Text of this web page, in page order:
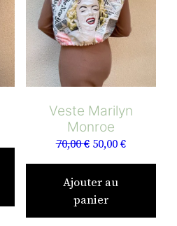
Ce
produit
variations.
Veste Marilyn
Monroe
70,00€ Le
prix
initial
était :
50,00€Le
prix
Ajouter au
panier